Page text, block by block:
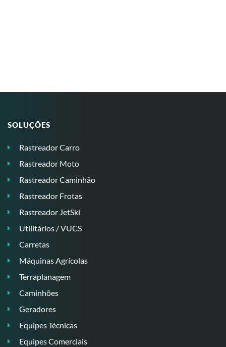
SOLUÇÕES
Rastreador Carro
Rastreador Moto
Rastreador Caminhão
Rastreador Frotas
Rastreador JetSki
Utilitários / VUCS
Carretas
Máquinas Agrícolas
Terraplanagem
Caminhões
Geradores
Equipes Técnicas
Equipes Comerciais